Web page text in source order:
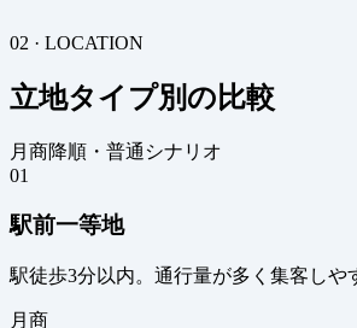
02 · LOCATION
立地タイプ別の比較
月商降順・普通シナリオ
01
駅前一等地
駅徒歩3分以内。通行量が多く集客しや
月商